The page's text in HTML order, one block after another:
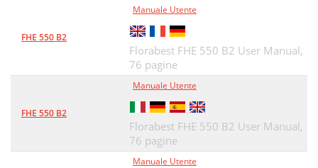
FHE 550 B2
Manuale Utente
Florabest FHE 550 B2 User Manual,
76 pagine
FHE 550 B2
Manuale Utente
Florabest FHE 550 B2 User Manual,
76 pagine
Manuale Utente